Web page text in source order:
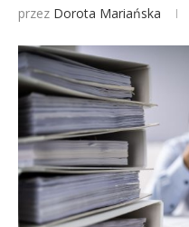
przez Dorota Mariańska